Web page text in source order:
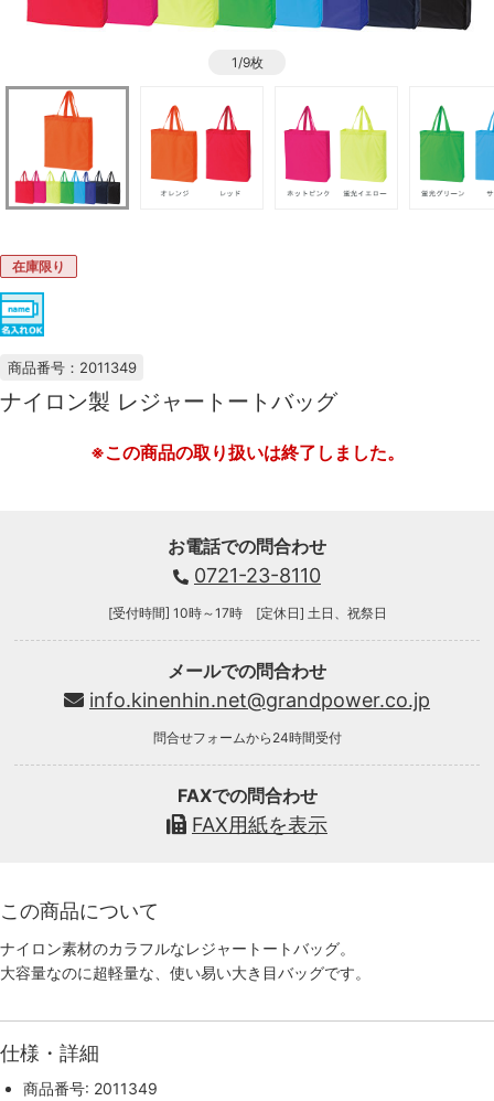
1/9枚
在庫限り
商品番号：2011349
ナイロン製 レジャートートバッグ
※この商品の取り扱いは終了しました。
お電話での問合わせ
0721-23-8110
[受付時間] 10時～17時 [定休日] 土日、祝祭日
メールでの問合わせ
info.kinenhin.net@grandpower.co.jp
問合せフォームから24時間受付
FAXでの問合わせ
FAX用紙を表示
この商品について
ナイロン素材のカラフルなレジャートートバッグ。
大容量なのに超軽量な、使い易い大き目バッグです。
仕様・詳細
商品番号: 2011349